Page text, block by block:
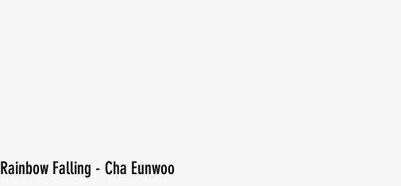
Rainbow Falling - Cha Eunwoo